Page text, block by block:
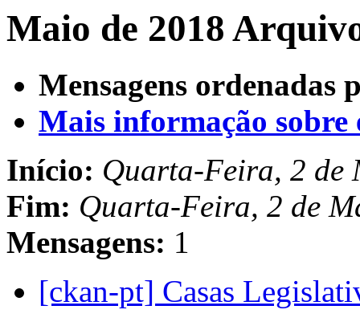
Maio de 2018
Mensagens ordenadas
Mais informação sobre
Início: Quarta-Feira, 2 de
Fim: Quarta-Feira, 2 de
Mensagens: 1
[ckan-pt] Casas